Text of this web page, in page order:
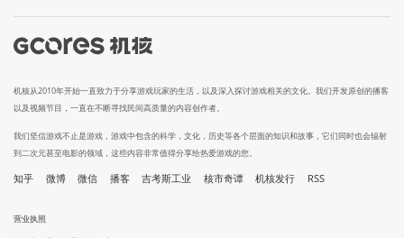
机核从2010年开始一直致力于分享游戏玩家的生活，以及深入探讨游戏相关的文化。我们开发原创的播客
以及视频节目，一直在不断寻找民间高质量的内容创作者。
我们坚信游戏不止是游戏，游戏中包含的科学，文化，历史等各个层面的知识和故事，它们同时也会辐射
到二次元甚至电影的领域，这些内容非常值得分享给热爱游戏的您。
知乎 微博 微信 播客 吉考斯工业 核市奇谭 机核发行 RSS
营业执照